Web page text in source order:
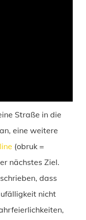
Straße in die
eine weitere
(obruk =
nächstes Ziel.
dass
nicht